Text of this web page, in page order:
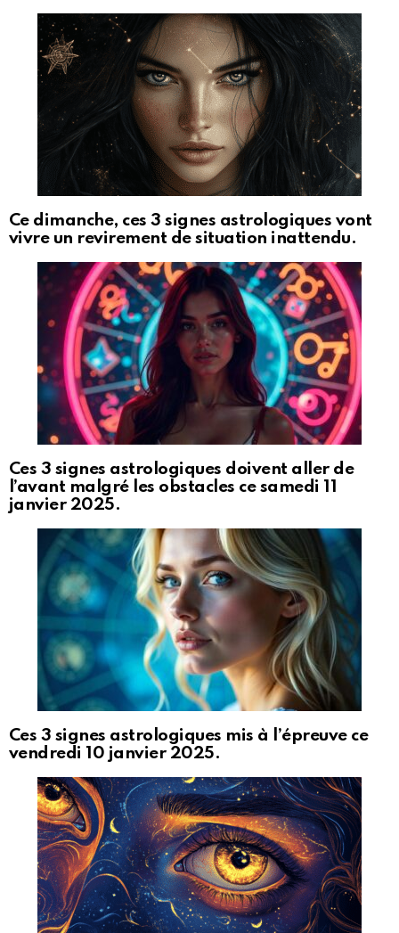
Ce dimanche, ces 3 signes astrologiques vont
vivre un revirement de situation inattendu.
Ces 3 signes astrologiques doivent aller de
l’avant malgré les obstacles ce samedi 11
janvier 2025.
Ces 3 signes astrologiques mis à l’épreuve ce
vendredi 10 janvier 2025.